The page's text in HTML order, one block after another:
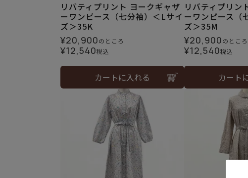
リバティプリント ヨークギャザ
ーワンピース（七分袖）＜Lサイ
ズ＞35K
¥20,900のところ
¥12,540税込
カートに入れる
リバティプリン
ーワンピース（
ズ＞35M
¥20,900のところ
¥12,540税込
カート